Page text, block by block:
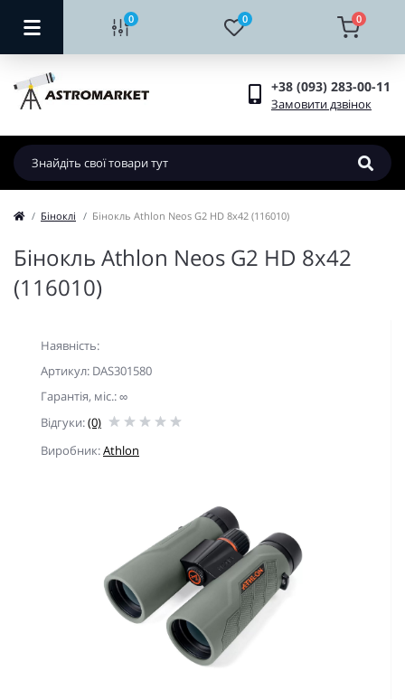
0 0 0
+38 (093) 283-00-11
Замовити дзвінок
Біноклі Бінокль Athlon Neos G2 HD 8x42 (116010)
Бінокль Athlon Neos G2 HD 8x42
(116010)
Наявність:
Артикул: DAS301580
Гарантiя, мic.: ∞
Відгуки:(0)
Виробник:Athlon